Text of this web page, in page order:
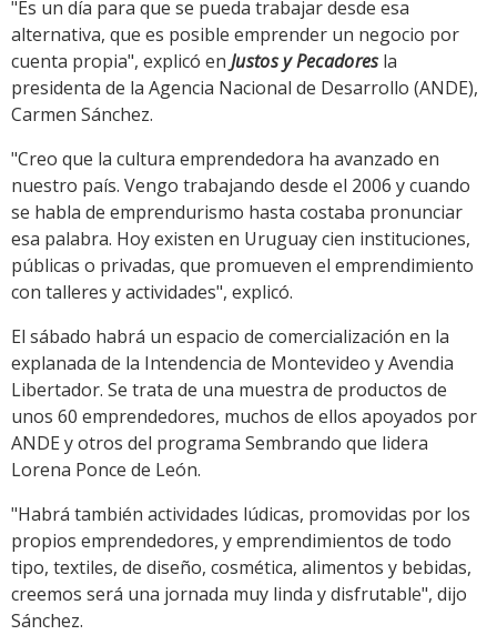
"Es un día para que se pueda trabajar desde esa
alternativa, que es posible emprender un negocio por
cuenta propia", explicó en Justos y Pecadoresla
presidenta de la Agencia Nacional de Desarrollo (ANDE),
Carmen Sánchez.
"Creo que la cultura emprendedora ha avanzado en
nuestro país. Vengo trabajando desde el 2006 y cuando
se habla de emprendurismo hasta costaba pronunciar
esa palabra. Hoy existen en Uruguay cien instituciones,
públicas o privadas, que promueven el emprendimiento
con talleres y actividades", explicó.
El sábado habrá un espacio de comercialización en la
explanada de la Intendencia de Montevideo y Avendia
Libertador. Se trata de una muestra de productos de
unos 60 emprendedores, muchos de ellos apoyados por
ANDE y otros del programa Sembrando que lidera
Lorena Ponce de León.
"Habrá también actividades lúdicas, promovidas por los
propios emprendedores, y emprendimientos de todo
tipo, textiles, de diseño, cosmética, alimentos y bebidas,
creemos será una jornada muy linda y disfrutable", dijo
Sánchez.